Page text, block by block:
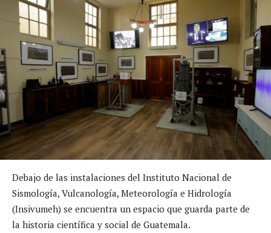
Debajo de las instalaciones del Instituto Nacional de
Sismología, Vulcanología, Meteorología e Hidrología
(Insivumeh) se encuentra un espacio que guarda parte de
la historia científica y social de Guatemala.